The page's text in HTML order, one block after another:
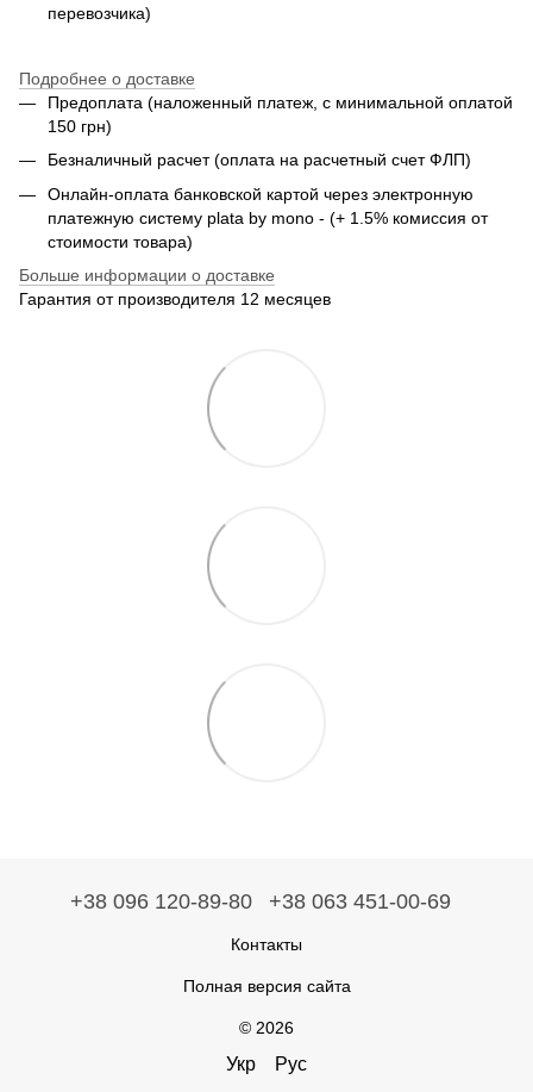
перевозчика)
Подробнее о доставке
Предоплата (наложенный платеж, с минимальной оплатой
150 грн)
Безналичный расчет (оплата на расчетный счет ФЛП)
Онлайн-оплата банковской картой через электронную
платежную систему plata by mono - (+ 1.5% комиссия от
стоимости товара)
Больше информации о доставке
Гарантия от производителя 12 месяцев
+38 096 120-89-80 +38 063 451-00-69
Контакты
Полная версия сайта
© 2026
Укр Рус